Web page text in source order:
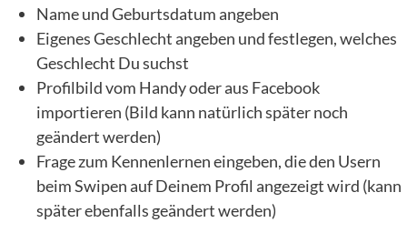
Name und Geburtsdatum angeben
Eigenes Geschlecht angeben und festlegen, welches
Geschlecht Du suchst
Profilbild vom Handy oder aus Facebook
importieren (Bild kann natürlich später noch
geändert werden)
Frage zum Kennenlernen eingeben, die den Usern
beim Swipen auf Deinem Profil angezeigt wird (kann
später ebenfalls geändert werden)